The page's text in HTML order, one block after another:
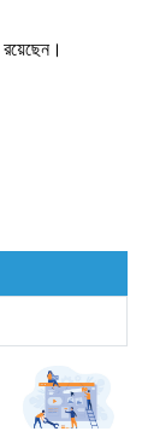
রয়েছেন।